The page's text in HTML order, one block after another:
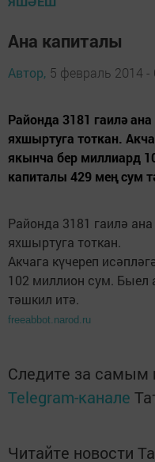
Ана капиталы
Автор, 5 февраль 2014 -
Районда 3181 гаилә
яхшыртуга тоткан.
якынча бер миллиард
капиталы 429 мең сум
Районда 3181 гаилә
яхшыртуга тоткан.
Акчага күчереп
102 миллион сум. Быел
тәшкил итә.
freeabbot.narod.ru
Следите за
Telegram-канале
Читайте новости